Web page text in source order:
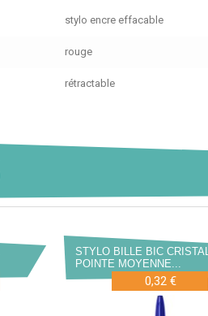
stylo encre effacable
rouge
rétractable
STYLO BILLE BIC CRISTAL
POINTE MOYENNE...
0,32 €